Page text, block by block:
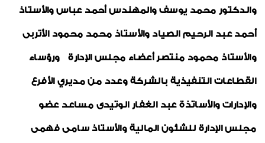
والدكتور محمد يوسف والمهندس أحمد عباس والأستاذ
أحمد عبد الرحيم الصياد والأستاذ محمد محمود الأتربى
والأستاذ محمود منتصر أعضاء مجلس الإدارة ورؤساء
القطاعات التنفيذية بالشركة وعدد من مديري الأفرع
والإدارات والأساتذة عبد الغفار الوتيدى مساعد عضو
مجلس الإدارة للشئون المالية والأستاذ سامى فهمى